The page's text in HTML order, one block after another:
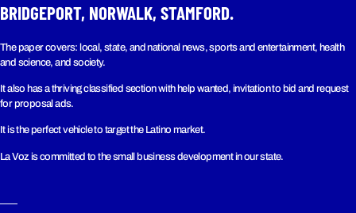
BRIDGEPORT, NORWALK, STAMFORD.
The paper covers: local, state, and national news, sports and entertainment, health
and science, and society.
It also has a thriving classified section with help wanted, invitation to bid and request
for proposal ads.
It is the perfect vehicle to target the Latino market.
La Voz is committed to the small business development in our state.